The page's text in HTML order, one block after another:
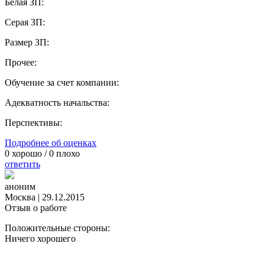
Белая ЗП:
Серая ЗП:
Размер ЗП:
Прочее:
Обучение за счет компании:
Адекватность начальства:
Перспективы:
Подробнее об оценках
0 хорошо /0 плохо
ответить
аноним
Москва | 29.12.2015
Отзыв о работе
Положительные стороны:
Ничего хорошего